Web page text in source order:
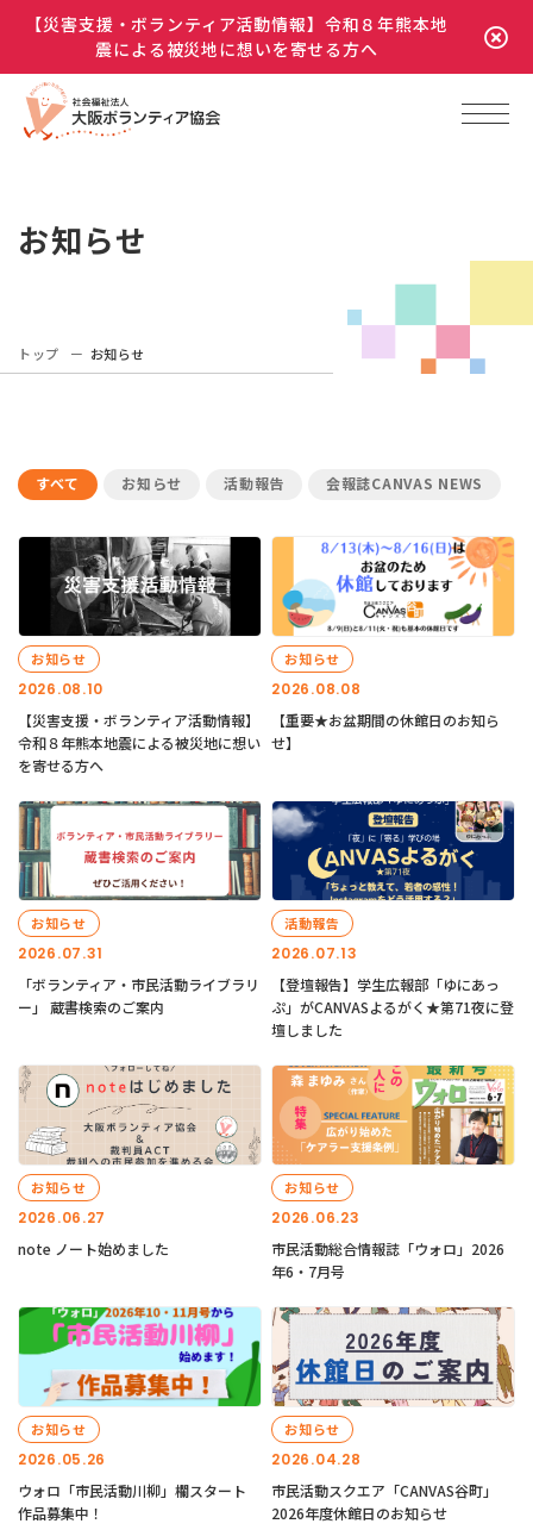
【災害支援・ボランティア活動情報】令和８年熊本地
震による被災地に想いを寄せる方へ
お知らせ
トップ お知らせ
すべて お知らせ 活動報告 会報誌CANVAS NEWS
2026.08.10
お知らせ
【災害支援・ボランティア活動情報】
令和８年熊本地震による被災地に想い
を寄せる方へ
2026.08.08
お知らせ
【重要★お盆期間の休館日のお知ら
せ】
2026.07.31
お知らせ
「ボランティア・市民活動ライブラリ
ー」 蔵書検索のご案内
2026.07.13
活動報告
【登壇報告】学生広報部「ゆにあっ
ぷ」がCANVASよるがく★第71夜に登
壇しました
2026.06.27
お知らせ
note ノート始めました
2026.06.23
お知らせ
市民活動総合情報誌「ウォロ」2026
年6・7月号
2026.05.26
お知らせ
ウォロ「市民活動川柳」欄スタート
作品募集中！
2026.04.28
お知らせ
市民活動スクエア「CANVAS谷町」
2026年度休館日のお知らせ